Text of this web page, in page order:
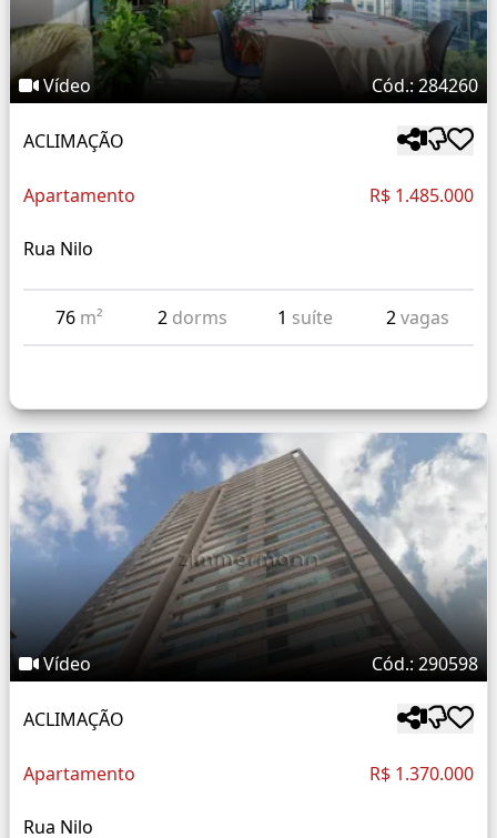
Vídeo Cód.: 284260
ACLIMAÇÃO
Apartamento R$ 1.485.000
Rua Nilo
76 m² 2 dorms 1 suíte 2vagas
Vídeo Cód.: 290598
ACLIMAÇÃO
Apartamento R$ 1.370.000
Rua Nilo